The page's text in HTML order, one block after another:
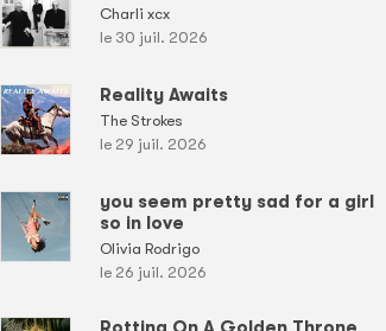
Charli xcx
le 30 juil. 2026
Reality Awaits
The Strokes
le 29 juil. 2026
you seem pretty sad for a girl
so in love
Olivia Rodrigo
le 26 juil. 2026